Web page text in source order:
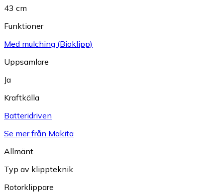
43 cm
Funktioner
Med mulching (Bioklipp)
Uppsamlare
Ja
Kraftkälla
Batteridriven
Se mer från Makita
Allmänt
Typ av klippteknik
Rotorklippare